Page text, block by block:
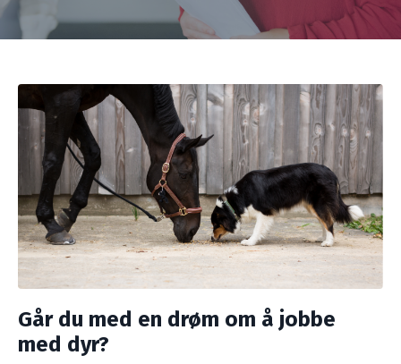
Går du med en drøm om å jobbe
med dyr?